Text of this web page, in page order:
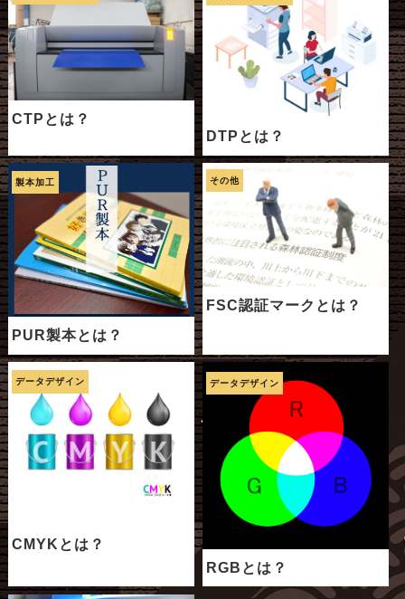
CTPとは？
DTPとは？
製本加工
PUR製本とは？
その他
FSC認証マークとは？
データデザイン
CMYKとは？
データデザイン
RGBとは？